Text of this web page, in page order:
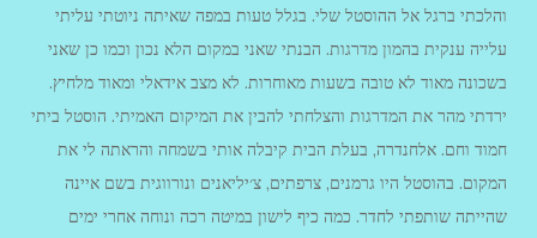
והלכתי ברגל אל ההוסטל שלי. בגלל טעות במפה שאיתה ניוטתי עליתי
עלייה ענקית בהמון מדרגות. הבנתי שאני במקום הלא נכון וכמו כן שאני
בשכונה מאוד לא טובה בשעות מאוחרות. לא מצב אידאלי ומאוד מלחיץ.
ירדתי מהר את המדרגות והצלחתי להבין את המיקום האמיתי. הוסטל ביתי
חמוד וחם. אלחנדרה, בעלת הבית קיבלה אותי בשמחה והראתה לי את
המקום. בהוסטל היו גרמנים, צרפתים, צ׳יליאנים ונורווגית בשם איינה
שהייתה שותפתי לחדר. כמה כיף לישון במיטה רכה ונוחה אחרי ימים